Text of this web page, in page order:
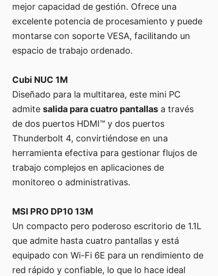
mejor capacidad de gestión. Ofrece una
excelente potencia de procesamiento y puede
montarse con soporte VESA, facilitando un
espacio de trabajo ordenado.
Cubi NUC 1M
Diseñado para la multitarea, este mini PC
admite salida para cuatro pantallas a través
de dos puertos HDMI™ y dos puertos
Thunderbolt 4, convirtiéndose en una
herramienta efectiva para gestionar flujos de
trabajo complejos en aplicaciones de
monitoreo o administrativas.
MSI PRO DP10 13M
Un compacto pero poderoso escritorio de 1.1L
que admite hasta cuatro pantallas y está
equipado con Wi-Fi 6E para un rendimiento de
red rápido y confiable, lo que lo hace ideal